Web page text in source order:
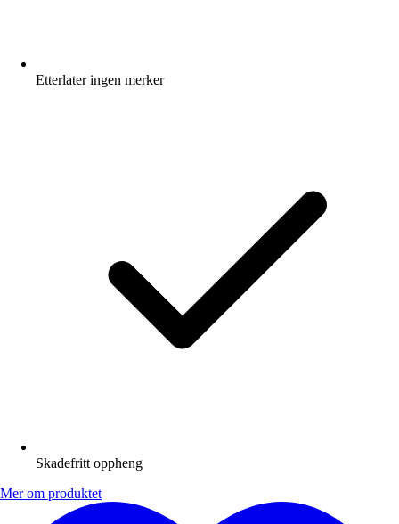
Etterlater ingen merker
Skadefritt oppheng
Mer om produktet